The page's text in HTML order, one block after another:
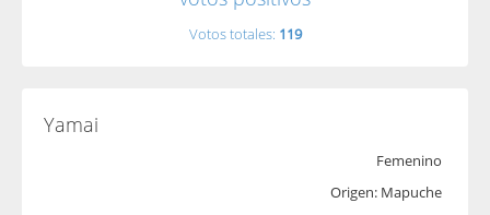
Votos totales: 119
Yamai
Femenino
Origen: Mapuche